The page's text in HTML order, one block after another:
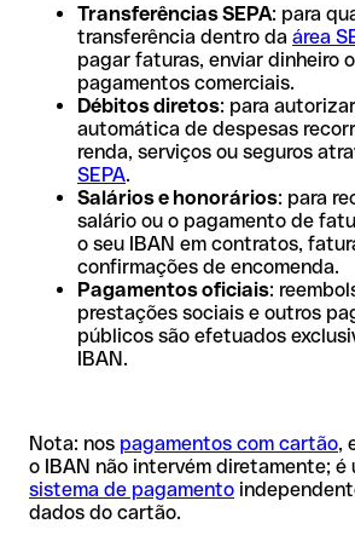
Transferências SEPA: para
transferência dentro da área
pagar faturas, enviar dinheiro
pagamentos comerciais.
Débitos diretos: para
automática de despesas
renda, serviços ou seguros
SEPA.
Salários e honorários: para
salário ou o pagamento de
o seu IBAN em contratos,
confirmações de encomenda.
Pagamentos oficiais:
prestações sociais e outros
públicos são efetuados
IBAN.
Nota: nos pagamentos com cartão,
o IBAN não intervém diretamente; é
sistema de pagamento
dados do cartão.